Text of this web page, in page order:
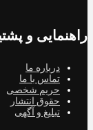
راهنمایی و
درباره ما
تماس با ما
حریم شخصی
حقوق انتشار
تبلیغ و آگهی